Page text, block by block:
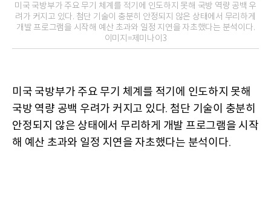
미국 국방부가 주요 무기 체계를 적기에 인도하지 못해 국방 역량 공백 우
려가 커지고 있다. 첨단 기술이 충분히 안정되지 않은 상태에서 무리하게
개발 프로그램을 시작해 예산 초과와 일정 지연을 자초했다는 분석이다.
이미지=제미나이3
미국 국방부가 주요 무기 체계를 적기에 인도하지 못해
국방 역량 공백 우려가 커지고 있다. 첨단 기술이 충분히
안정되지 않은 상태에서 무리하게 개발 프로그램을 시작
해 예산 초과와 일정 지연을 자초했다는 분석이다.